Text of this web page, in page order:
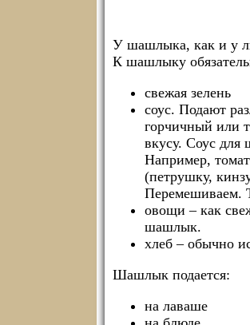
У шашлыка, как и у
К шашлыку
свежая зелень
соус. Подают
горчичный или
вкусу. Соус для
Например,
(петрушку,
Перемешиваем.
овощи – как
шашлык.
хлеб – обычно
Шашлык подается:
на лаваше